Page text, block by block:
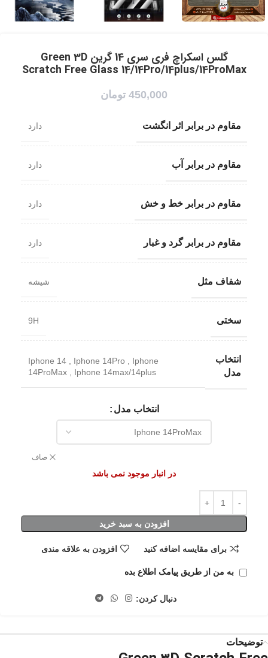
گلس اسکراچ فری سری 14 گرین Green 3D
Scratch Free Glass 14/14Pro/14plus/14ProMax
450,000 تومان
مقاوم در برابر اثر انگشت دارد
مقاوم در برابر آب دارد
مقاوم در برابر خط و خش دارد
مقاوم در برابر گرد و غبار دارد
شفاف مثل شیشه
سختی 9H
انتخاب
مدل
Iphone 14 Iphone 14Pro
Iphone
14ProMax
Iphone 14max/14plus
انتخاب مدل
صاف
در انبار موجود نمی باشد
افزودن به سبد خرید
برای مقایسه اضافه کنید افزودن به علاقه مندی
به من از طریق پیامک اطلاع بده
دنبال کردن:
توضیحات